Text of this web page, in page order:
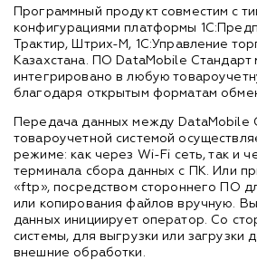
Программный продукт совместим с
конфигурациями платформы
Трактир, Штрих-М, 1С:Управление
Казахстана. ПО DataMobile Стандарт
интегрировано в любую
благодаря открытым форматам
Передача данных между DataMobile
товароучетной системой
режиме: как через Wi-Fi сеть, так и
терминала сбора данных с ПК. Или
«ftp», посредством стороннего ПО
или копирования файлов вручную.
данных инициирует оператор. Со
системы, для выгрузки или загрузки
внешние обработки.